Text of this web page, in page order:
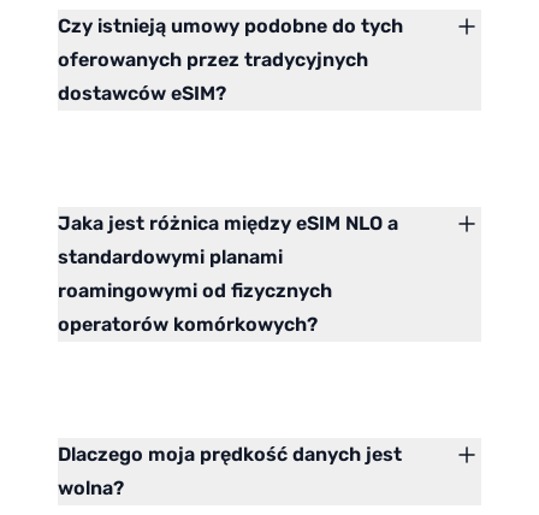
Czy istnieją umowy podobne do tych
oferowanych przez tradycyjnych
dostawców eSIM?
Jaka jest różnica między eSIM NLO a
standardowymi planami
roamingowymi od fizycznych
operatorów komórkowych?
Dlaczego moja prędkość danych jest
wolna?